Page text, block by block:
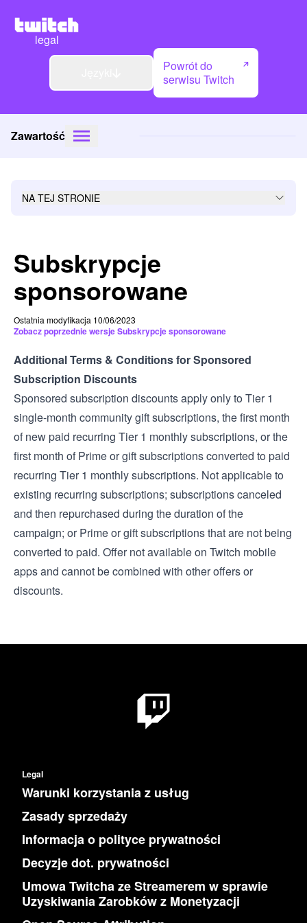
legal
Powrót do
serwisu Twitch
Zawartość
Subskrypcje
sponsorowane
NA TEJ STRONIE
Ostatnia modyfikacja 10/06/2023
Zobacz poprzednie wersje Subskrypcje sponsorowane
Additional Terms & Conditions for Sponsored
Subscription Discounts
Sponsored subscription discounts apply only to Tier 1
single-month community gift subscriptions, the first month
of new paid recurring Tier 1 monthly subscriptions, or the
first month of Prime or gift subscriptions converted to paid
recurring Tier 1 monthly subscriptions. Not applicable to
existing recurring subscriptions; subscriptions canceled
and then repurchased during the duration of the
campaign; or Prime or gift subscriptions that are not being
converted to paid. Offer not available on Twitch mobile
apps and cannot be combined with other offers or
discounts.
Legal
Warunki korzystania z usług
Zasady sprzedaży
Informacja o polityce prywatności
Decyzje dot. prywatności
Umowa Twitcha ze Streamerem w sprawie
Uzyskiwania Zarobków z Monetyzacji